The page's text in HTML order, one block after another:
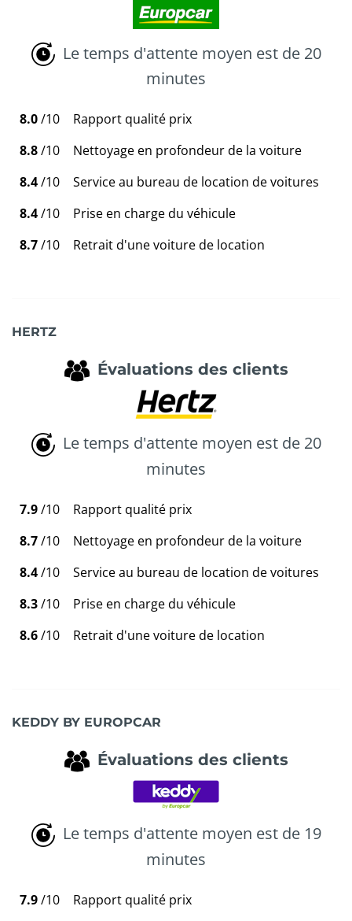
Le temps d'attente moyen est de 20
minutes
8.0/10
Rapport qualité prix
8.8/10
Nettoyage en profondeur de la voiture
8.4/10
Service au bureau de location de voitures
8.4/10
Prise en charge du véhicule
8.7/10 Retrait d'une voiture de location
HERTZ
Évaluations des clients
Le temps d'attente moyen est de 20
minutes
7.9/10
Rapport qualité prix
8.7/10
Nettoyage en profondeur de la voiture
8.4/10
Service au bureau de location de voitures
8.3/10
Prise en charge du véhicule
8.6/10 Retrait d'une voiture de location
KEDDY BY EUROPCAR
Évaluations des clients
Le temps d'attente moyen est de 19
minutes
7.9/10
Rapport qualité prix